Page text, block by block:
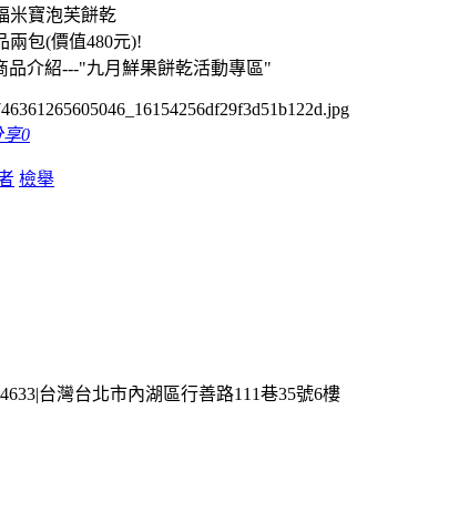
米寶泡芙餅乾
兩包(價值480元)!
品介紹---"九月鮮果餅乾活動專區"
享0
檢舉
|台灣台北市內湖區行善路111巷35號6樓